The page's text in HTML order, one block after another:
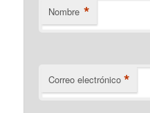
Nombre *
Correo electrónico *